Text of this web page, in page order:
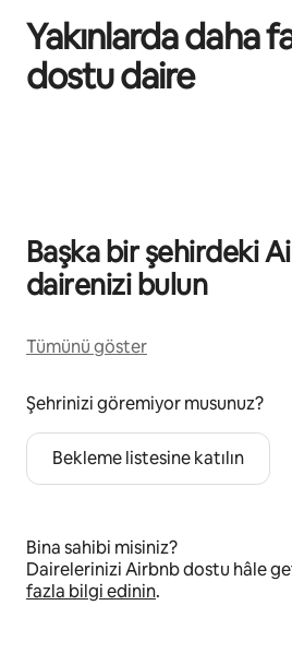
Yakınlarda daha
dostu daire
Başka bir şehirdeki
dairenizi bulun
Tümünü göster
Şehrinizi göremiyor musunuz?
Bekleme listesine katılın
Bina sahibi misiniz?
Dairelerinizi Airbnb dostu hâle
fazla bilgi edinin.